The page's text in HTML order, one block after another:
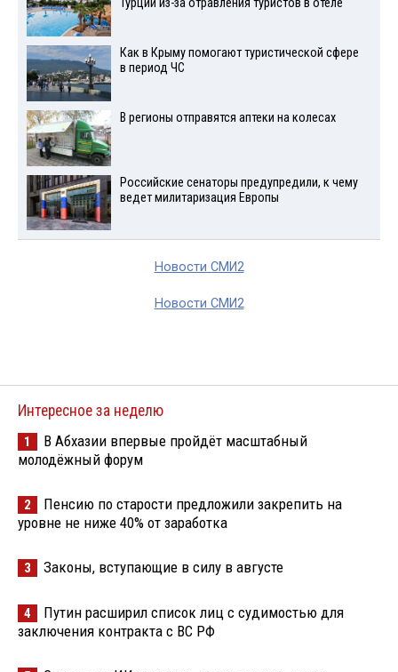
Турции из-за отравления туристов в отеле
Как в Крыму помогают туристической сфере
в период ЧС
В регионы отправятся аптеки на колесах
Российские сенаторы предупредили, к чему
ведет милитаризация Европы
Новости СМИ2
Новости СМИ2
Интересное за неделю
1
В Абхазии впервые пройдёт масштабный
молодёжный форум
2
Пенсию по старости предложили закрепить на
уровне не ниже 40% от заработка
3 Законы, вступающие в силу в августе
4
Путин расширил список лиц с судимостью для
заключения контракта с ВС РФ